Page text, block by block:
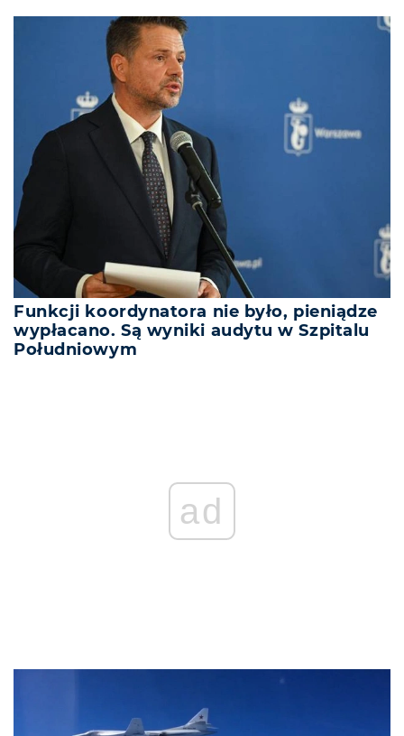
Funkcji koordynatora nie było, pieniądze
wypłacano. Są wyniki audytu w Szpitalu
Południowym
ad